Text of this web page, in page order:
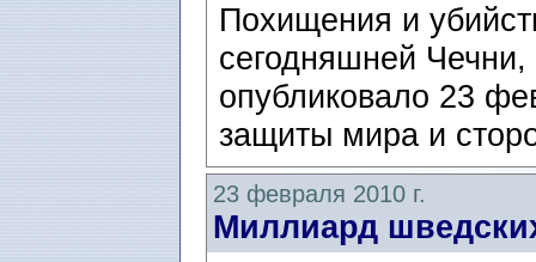
Похищения и
сегодняшней
опубликовало 23
защиты мира и
23 февраля 2010 г.
Миллиард